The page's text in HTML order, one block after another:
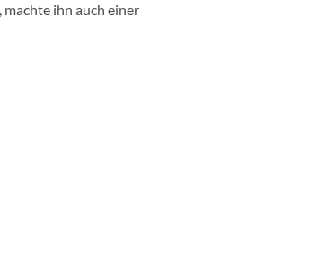
machte ihn auch einer